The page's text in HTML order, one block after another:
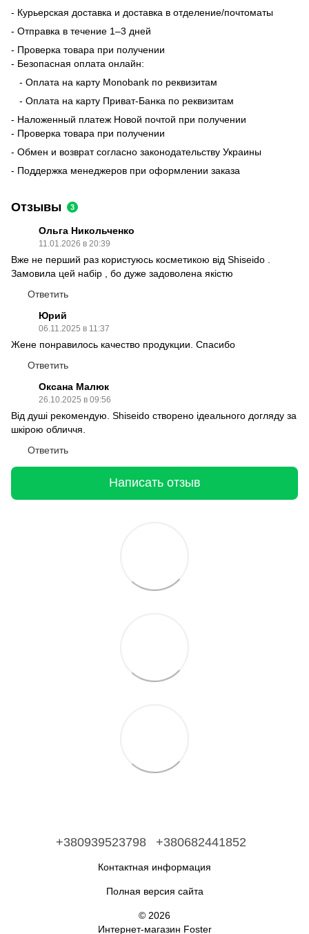
- Курьерская доставка и доставка в отделение/почтоматы
- Отправка в течение 1–3 дней
- Проверка товара при получении
- Безопасная оплата онлайн:
- Оплата на карту Monobank по реквизитам
- Оплата на карту Приват-Банка по реквизитам
- Наложенный платеж Новой почтой при получении
- Проверка товара при получении
- Обмен и возврат согласно законодательству Украины
- Поддержка менеджеров при оформлении заказа
Отзывы 3
Ольга Никольченко
11.01.2026 в 20:39
Вже не перший раз користуюсь косметикою від Shiseido .
Замовила цей набір , бо дуже задоволена якістю
Ответить
Юрий
06.11.2025 в 11:37
Жене понравилось качество продукции. Спасибо
Ответить
Оксана Малюк
26.10.2025 в 09:56
Від душі рекомендую. Shiseido створено ідеального догляду за
шкірою обличчя.
Ответить
Написать отзыв
+380939523798 +380682441852
Контактная информация
Полная версия сайта
© 2026
Интернет-магазин Foster